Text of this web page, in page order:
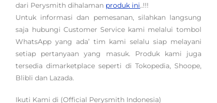
dari Perysmith dihalaman produk ini..!!!
Untuk informasi dan pemesanan, silahkan langsung
saja hubungi Customer Service kami melalui tombol
WhatsApp yang ada’ tim kami selalu siap melayani
setiap pertanyaan yang masuk. Produk kami juga
tersedia dimarketplace seperti di Tokopedia, Shoope,
Blibli dan Lazada.
Ikuti Kami di (Official Perysmith Indonesia)